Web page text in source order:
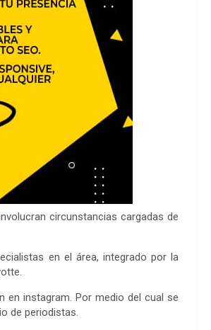
circunstancias cargadas de
en el área, integrado por la
en instagram. Por medio del cual se
de periodistas.